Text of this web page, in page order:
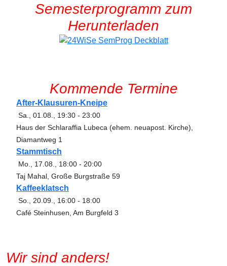
Semesterprogramm zum
Herunterladen
Kommende Termine
After-Klausuren-Kneipe
Sa., 01.08. 19:30 - 23:00
Haus der Schlaraffia Lubeca (ehem. neuapost. Kirche),
Diamantweg 1
Stammtisch
Mo., 17.08. 18:00 - 20:00
Taj Mahal, Große Burgstraße 59
Kaffeeklatsch
So., 20.09. 16:00 - 18:00
Café Steinhusen, Am Burgfeld 3
Wir sind anders!